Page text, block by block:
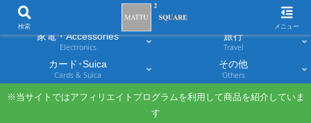
家電・Accessories
Electronics
旅行
Travel
カード･Suica
Cards & Suica
その他
Others
※当サイトではアフィリエイトプログラムを利用して商品を紹介していま
す
検索 メニュー